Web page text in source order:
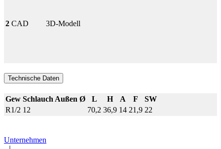
2 CAD 3D-Modell
Technische Daten
Gew Schlauch Außen Ø L H A F
SW
R1/2 12 70,2 36,9 14 21,9 22
Unternehmen